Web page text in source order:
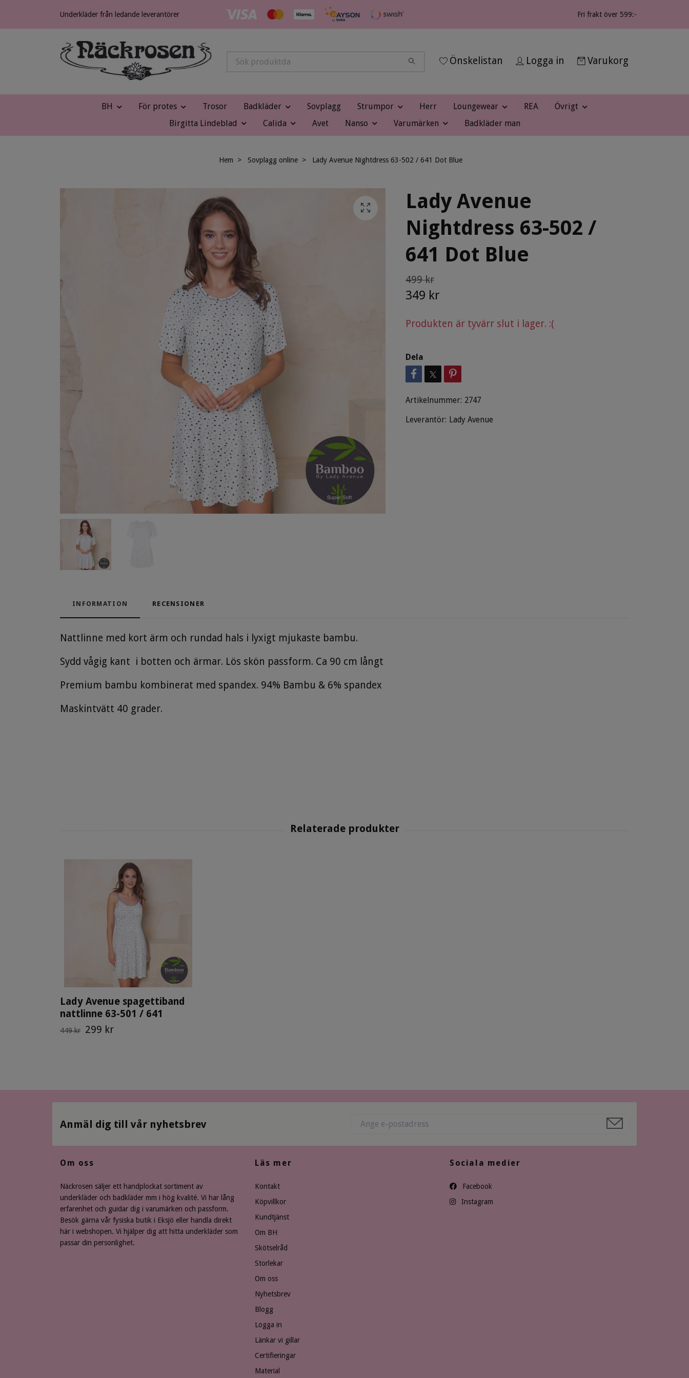
Underkläder från ledande leverantörer Fri frakt över 599:-
Önskelistan Logga in Varukorg
BH För protes Trosor Badkläder Sovplagg Strumpor Herr Loungewear REA
Övrigt
Birgitta Lindeblad
Calida Avet Nanso Varumärken Badkläder man
Hem Sovplagg online Lady Avenue Nightdress 63-502 / 641 Dot Blue
Lady Avenue
Nightdress 63-502 /
641 Dot Blue
499 kr
349 kr
Produkten är tyvärr slut i lager. :(
Dela
Artikelnummer: 2747
Leverantör: Lady Avenue
INFORMATION RECENSIONER
Nattlinne med kort ärm och rundad hals i lyxigt mjukaste bambu.
Sydd vågig kant i botten och ärmar. Lös skön passform. Ca 90 cm långt
Premium bambu kombinerat med spandex. 94% Bambu & 6% spandex
Maskintvätt 40 grader.
Lady Avenue spagettiband
nattlinne 63-501 / 641
449 kr 299 kr
Anmäl dig till vår nyhetsbrev
Om oss
Näckrosen säljer ett handplockat sortiment av
underkläder och badkläder mm i hög kvalité. Vi har lång
erfarenhet och guidar dig i varumärken och passform.
Besök gärna vår fysiska butik i Eksjö eller handla direkt
här i webshopen. Vi hjälper dig att hitta underkläder som
passar din personlighet.
Läs mer
Kontakt
Köpvillkor
Kundtjänst
Om BH
Skötselråd
Storlekar
Om oss
Nyhetsbrev
Blogg
Logga in
Länkar vi gillar
Certifieringar
Material
Sociala medier
Facebook
Instagram